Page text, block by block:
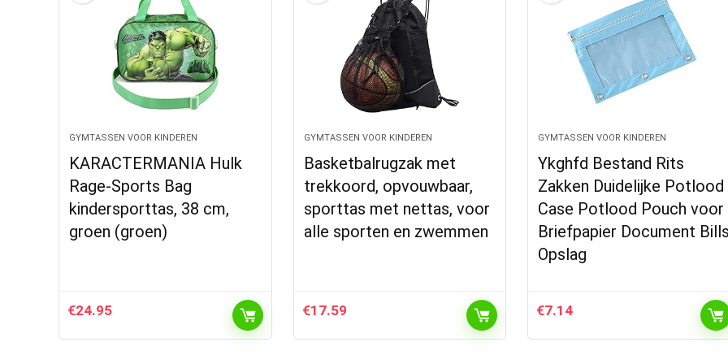
GYMTASSEN VOOR KINDEREN
KARACTERMANIA Hulk
Rage-Sports Bag
kindersporttas, 38 cm,
groen (groen)
€24.95
GYMTASSEN VOOR KINDEREN
Basketbalrugzak met
trekkoord, opvouwbaar,
sporttas met nettas, voor
alle sporten en zwemmen
€17.59
GYMTASSEN VOOR KINDEREN
Ykghfd Bestand Rits
Zakken Duidelijke Potlood
Case Potlood Pouch voor
Briefpapier Document
Opslag
€7.14